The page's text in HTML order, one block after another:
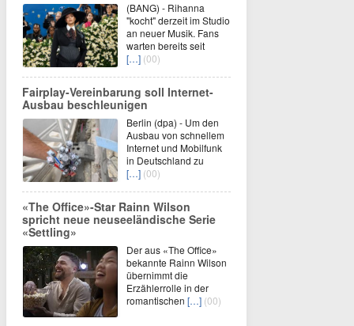
(BANG) - Rihanna
"kocht" derzeit im Studio
an neuer Musik. Fans
warten bereits seit
[…] (00)
Fairplay-Vereinbarung soll Internet-
Ausbau beschleunigen
Berlin (dpa) - Um den
Ausbau von schnellem
Internet und Mobilfunk
in Deutschland zu
[…] (00)
«The Office»-Star Rainn Wilson
spricht neue neuseeländische Serie
«Settling»
Der aus «The Office»
bekannte Rainn Wilson
übernimmt die
Erzählerrolle in der
romantischen […] (00)